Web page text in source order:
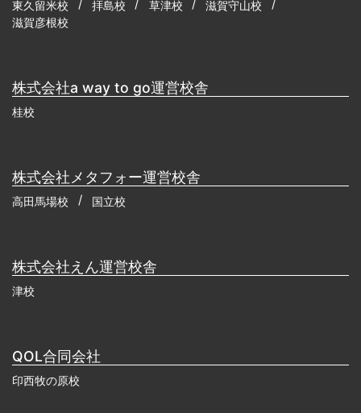
東久留米校
拝島校 草津校
滋賀守山校
滋賀彦根校
株式会社a way to go運営校舎
桂校
株式会社メタフォー運営校舎
高田馬場校 国立校
株式会社えん運営校舎
津校
QOL合同会社
印西牧の原校